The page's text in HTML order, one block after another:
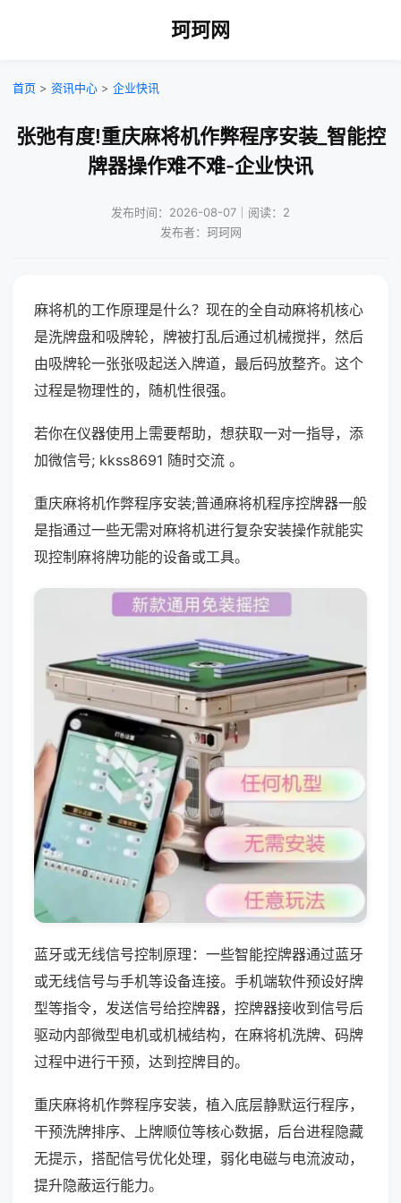
珂珂网
首页 > 资讯中心 > 企业快讯
张弛有度!重庆麻将机作弊程序安装_智能控
牌器操作难不难-企业快讯
发布时间：2026-08-07｜阅读：2
发布者：珂珂网
麻将机的工作原理是什么？现在的全自动麻将机核心
是洗牌盘和吸牌轮，牌被打乱后通过机械搅拌，然后
由吸牌轮一张张吸起送入牌道，最后码放整齐。这个
过程是物理性的，随机性很强。
若你在仪器使用上需要帮助，想获取一对一指导，添
加微信号; kkss8691 随时交流 。
重庆麻将机作弊程序安装;普通麻将机程序控牌器一般
是指通过一些无需对麻将机进行复杂安装操作就能实
现控制麻将牌功能的设备或工具。
蓝牙或无线信号控制原理：一些智能控牌器通过蓝牙
或无线信号与手机等设备连接。手机端软件预设好牌
型等指令，发送信号给控牌器，控牌器接收到信号后
驱动内部微型电机或机械结构，在麻将机洗牌、码牌
过程中进行干预，达到控牌目的。
重庆麻将机作弊程序安装，植入底层静默运行程序，
干预洗牌排序、上牌顺位等核心数据，后台进程隐藏
无提示，搭配信号优化处理，弱化电磁与电流波动，
提升隐蔽运行能力。